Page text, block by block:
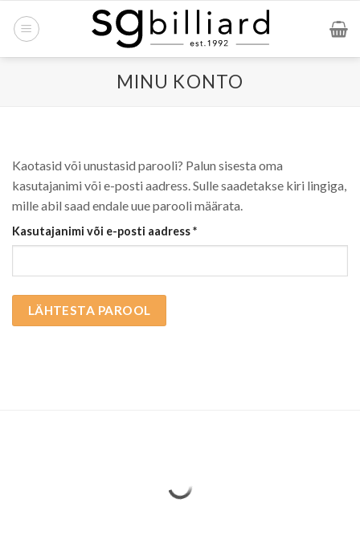
MINU KONTO
Kaotasid või unustasid parooli? Palun sisesta oma
kasutajanimi või e-posti aadress. Sulle saadetakse kiri lingiga,
mille abil saad endale uue parooli määrata.
Kasutajanimi või e-posti aadress*Nõutud
LÄHTESTA PAROOL